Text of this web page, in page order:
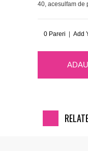
40, acesulfam de
0 Pareri Add